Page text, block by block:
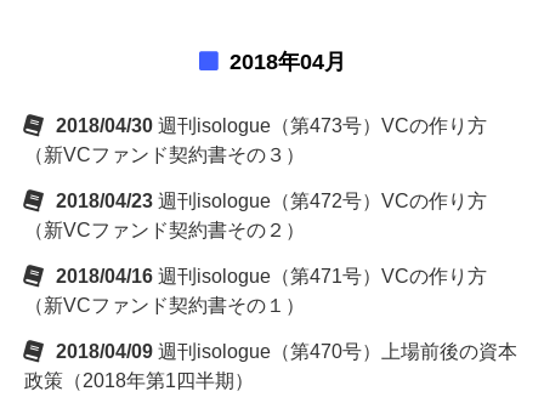
2018年04月
2018/04/30 週刊isologue（第473号）VCの作り方
（新VCファンド契約書その３）
2018/04/23 週刊isologue（第472号）VCの作り方
（新VCファンド契約書その２）
2018/04/16 週刊isologue（第471号）VCの作り方
（新VCファンド契約書その１）
2018/04/09 週刊isologue（第470号）上場前後の資本
政策（2018年第1四半期）